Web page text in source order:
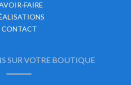
FAIRE
CONTACT
SUR VOTRE BOUTIQUE